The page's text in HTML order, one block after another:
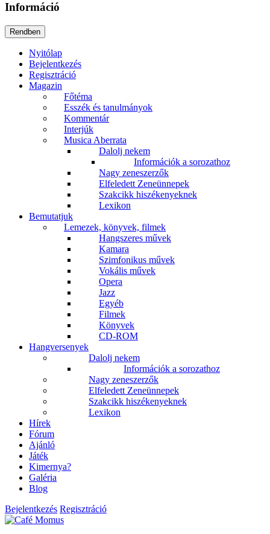
Információ
Nyitólap
Bejelentkezés
Regisztráció
Magazin
Főtéma
Esszék és tanulmányok
Kommentár
Interjúk
Musica Aberrata
Dalolj nekem
Információk a sorozathoz
Nagy zeneszerzők
Elfeledett Zeneünnepek
Szakcikk hiszékenyeknek
Lexikon
Bemutatjuk
Lemezek, könyvek, filmek
Hangszeres művek
Kamara
Szimfonikus művek
Vokális művek
Opera
Jazz
Egyéb
Filmek
Könyvek
CD-ROM
Hangversenyek
Dalolj nekem
Információk a sorozathoz
Nagy zeneszerzők
Elfeledett Zeneünnepek
Szakcikk hiszékenyeknek
Lexikon
Hírek
Fórum
Ajánló
Játék
Kimernya?
Galéria
Blog
Bejelentkezés Regisztráció